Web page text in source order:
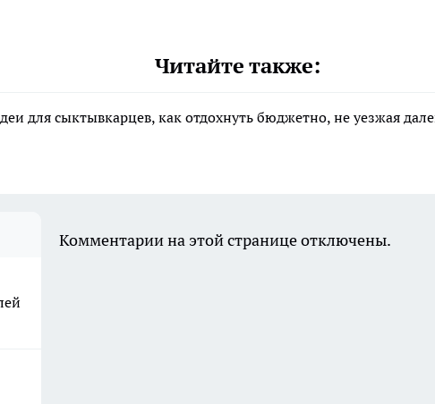
Читайте также:
для сыктывкарцев, как отдохнуть бюджетно, не уезжая
Комментарии на этой странице отключены.